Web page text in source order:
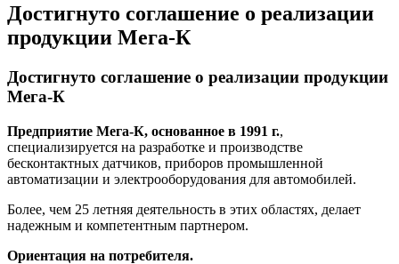
Достигнуто соглашение о реализации
продукции Мега-К
Достигнуто соглашение о реализации продукции
Мега-К
Предприятие Мега-К, основанное в 1991 г.,
специализируется на разработке и производстве
бесконтактных датчиков, приборов промышленной
автоматизации и электрооборудования для автомобилей.
Более, чем 25 летняя деятельность в этих областях, делает
надежным и компетентным партнером.
Ориентация на потребителя.